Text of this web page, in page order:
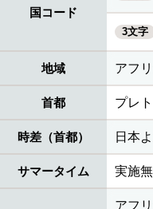
国コード
3文字
地域 アフ
首都 プレ
時差（首都） 日本
サマータイム 実施
アフ